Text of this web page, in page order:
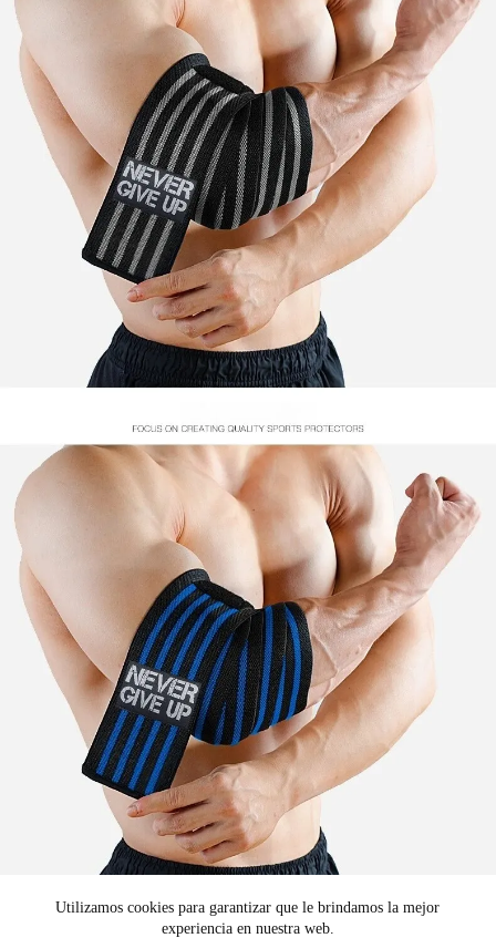
Utilizamos cookies para garantizar que le brindamos la mejor
experiencia en nuestra web.